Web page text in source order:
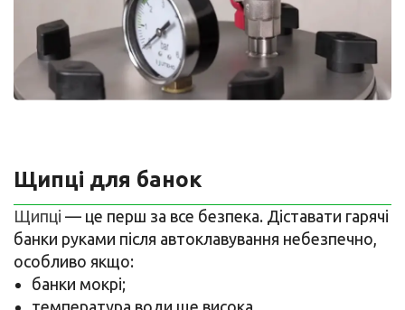
Щипці для банок
Щипці — це перш за все безпека. Діставати гарячі
банки руками після автоклавування небезпечно,
особливо якщо:
банки мокрі;
температура води ще висока.